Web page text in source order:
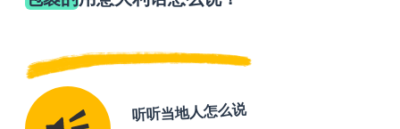
听听当地人怎么说